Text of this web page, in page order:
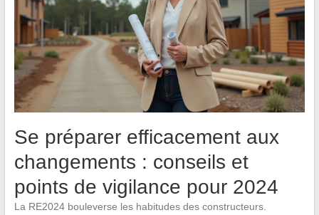
Se préparer efficacement aux
changements : conseils et
points de vigilance pour 2024
La RE2024 bouleverse les habitudes des constructeurs.